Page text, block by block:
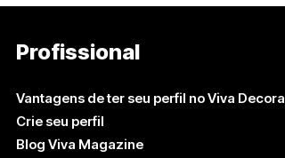
Profissional
Vantagens de ter seu perfil no Viva Decora
Crie seu perfil
Blog Viva Magazine